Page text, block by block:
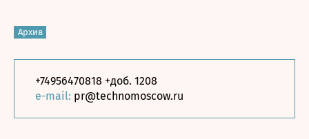
Архив
+74956470818 +доб. 1208
e-mail: pr@technomoscow.ru